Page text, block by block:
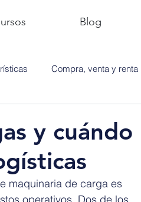
Blog
Compra, venta y renta
y cuándo
maquinaria de carga es